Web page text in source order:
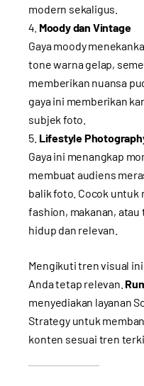
modern sekaligus.
Moody dan Vintage
Gaya moody
tone warna gelap,
memberikan nuansa
gaya ini memberikan
subjek foto.
Lifestyle
Gaya ini menangkap
membuat audiens
balik foto. Cocok untuk
fashion, makanan, atau
hidup dan relevan.
Mengikuti tren visual
Anda tetap relevan.
menyediakan layanan
Strategyuntuk
konten sesuai tren